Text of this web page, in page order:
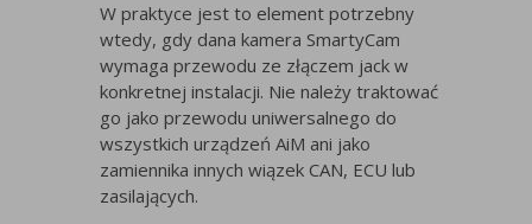
W praktyce jest to element potrzebny
wtedy, gdy dana kamera SmartyCam
wymaga przewodu ze złączem jack w
konkretnej instalacji. Nie należy traktować
go jako przewodu uniwersalnego do
wszystkich urządzeń AiM ani jako
zamiennika innych wiązek CAN, ECU lub
zasilających.